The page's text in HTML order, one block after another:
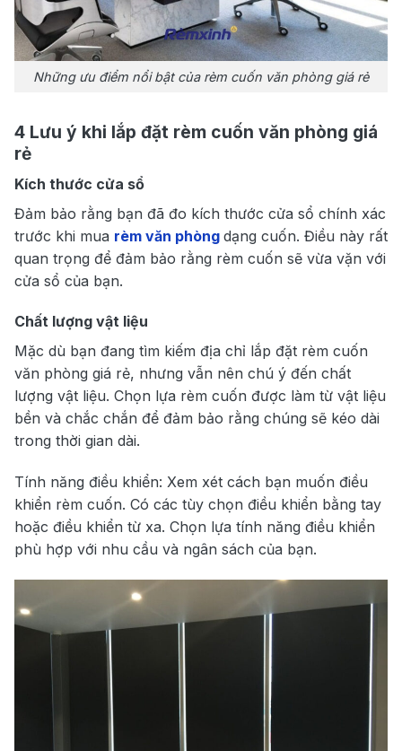
Những ưu điểm nổi bật của rèm cuốn văn phòng giá rẻ
4 Lưu ý khi lắp đặt rèm cuốn văn phòng giá
rẻ
Kích thước cửa sổ
Đảm bảo rằng bạn đã đo kích thước cửa sổ chính xác
trước khi mua rèm văn phòng dạng cuốn. Điều này rất
quan trọng để đảm bảo rằng rèm cuốn sẽ vừa vặn với
cửa sổ của bạn.
Chất lượng vật liệu
Mặc dù bạn đang tìm kiếm địa chỉ lắp đặt rèm cuốn
văn phòng giá rẻ, nhưng vẫn nên chú ý đến chất
lượng vật liệu. Chọn lựa rèm cuốn được làm từ vật liệu
bền và chắc chắn để đảm bảo rằng chúng sẽ kéo dài
trong thời gian dài.
Tính năng điều khiển: Xem xét cách bạn muốn điều
khiển rèm cuốn. Có các tùy chọn điều khiển bằng tay
hoặc điều khiển từ xa. Chọn lựa tính năng điều khiển
phù hợp với nhu cầu và ngân sách của bạn.